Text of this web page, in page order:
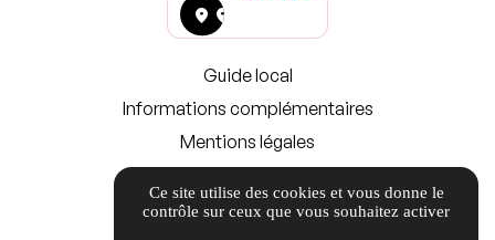
location_on location_on
Guide local
Informations complémentaires
Mentions légales
Gestion des cookies
Ce site utilise des cookies et vous donne le
contrôle sur ceux que vous souhaitez activer